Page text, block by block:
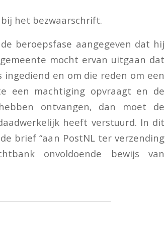
het bezwaarschrift.
beroepsfase aangegeven dat hij
mocht ervan uitgaan dat
en om die reden om een
een machtiging opvraagt en de
ontvangen, dan moet de
heeft verstuurd. In dit
brief “aan PostNL ter verzending
onvoldoende bewijs van